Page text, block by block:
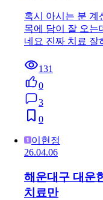
혹시 아시는 분 계
목에 담이 잘 오는
네요 진짜 치료 잘
131
0
3
0
이현정
26.04.06
해운대구 대운
치료만